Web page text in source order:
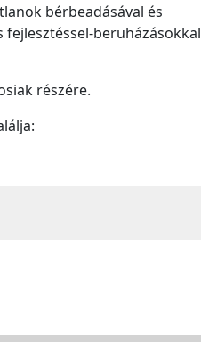
bérbeadásával és
beruházásokkal
részére.